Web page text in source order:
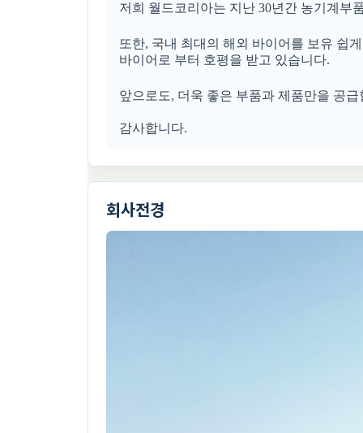
저희 월드코리아는 지난 30년간 농기계부
또한, 국내 최대의 해외 바이어를 보유 쉽
바이어로 부터 호평을 받고 있습니다.
앞으로도, 더욱 좋은 부품과 제품만을 공
감사합니다.
회사전경